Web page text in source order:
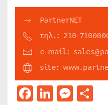
PartnerNET
τηλ.: 210-
e-mail:
site:
Facebook